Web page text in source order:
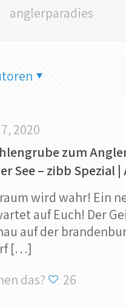
anglerparadies
2020
zum
See – zibb Spezial
wird wahr! Ein
auf Euch! Der
auf der
[…]
das?
26